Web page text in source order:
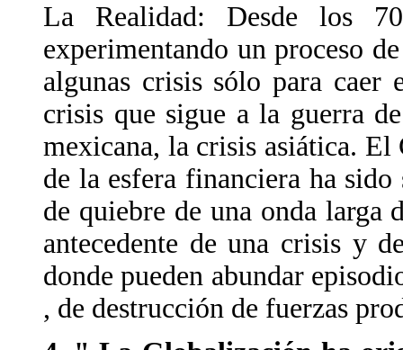
La Realidad: Desde los
experimentando un proceso
algunas crisis sólo para caer
crisis que sigue a la guerra
mexicana, la crisis asiática.
de la esfera financiera ha
de quiebre de una onda
antecedente de una crisis y
donde pueden abundar
, de destrucción de fuerzas